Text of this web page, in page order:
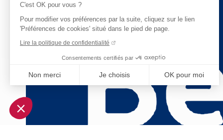
C'est OK pour vous ?
Pour modifier vos préférences par la suite, cliquez sur le lien
'Préférences de cookies' situé dans le pied de page.
Lire la politique de confidentialité
Consentements certifiés par
Non merci Je choisis OK pour moi
Plateforme de Gestion du Consentement : Personnalisez
Notre plateforme vous permet d'adapter et de gérer vos